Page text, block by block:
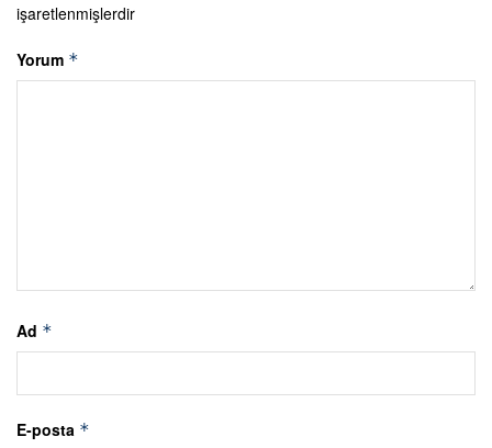
işaretlenmişlerdir
Yorum *
Ad *
E-posta *